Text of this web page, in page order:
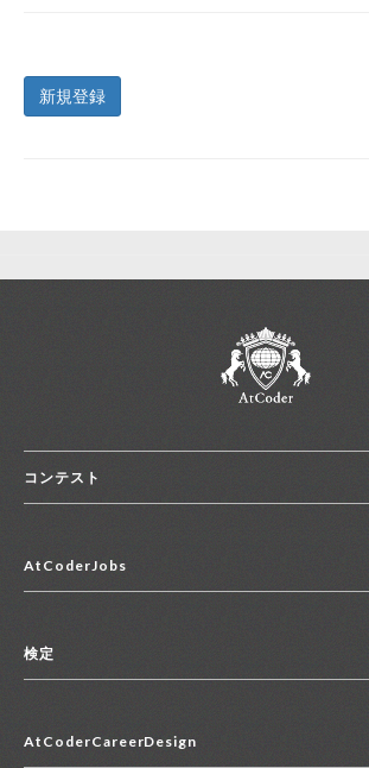
新規登録
コンテスト
コンテスト一覧
便利リンク集
AtCoderJobs
2027年新卒採用求人一覧
中途採用求人一覧
検定
マイページ
AtCoderCareerDesign